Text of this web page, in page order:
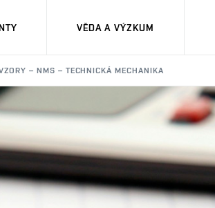
VĚDA A VÝZKUM
– NMS – TECHNICKÁ MECHANIKA